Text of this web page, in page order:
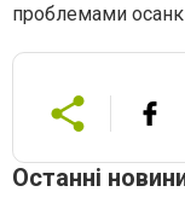
проблемами
Останні